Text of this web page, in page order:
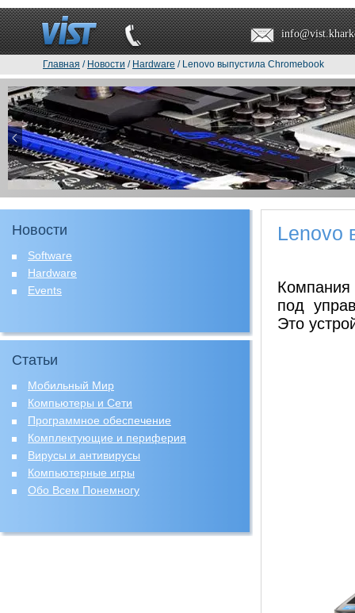
Главная / Новости / Hardware / Lenovo выпустила Chromebook
Новости
Software
Hardware
Events
Статьи
Мобильный Мир
Компьютеры и Сети
Программное обеспечение
Комплектующие и периферия
Вирусы и антивирусы
Компьютерные игры
Обо Всем Понемногу
Lenovo
Компания
под
Это